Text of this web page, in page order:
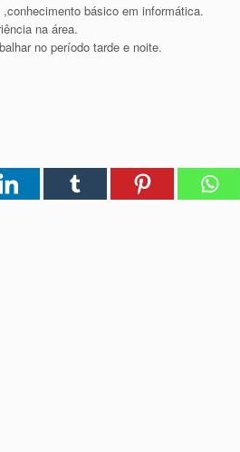
básico em informática.
na área.
no período tarde e noite.